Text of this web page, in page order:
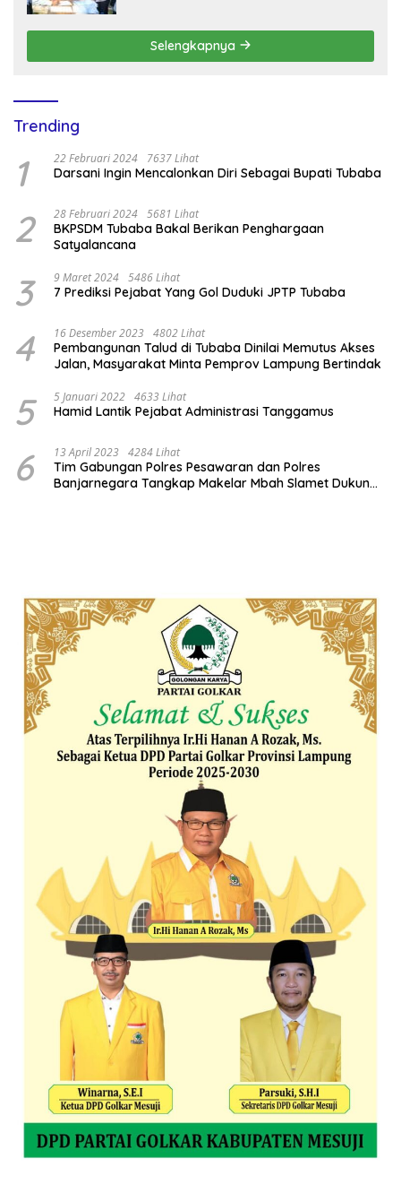
Selengkapnya
Trending
1 22 Februari 2024 7637 Lihat
Darsani Ingin Mencalonkan Diri Sebagai Bupati Tubaba
2 28 Februari 2024 5681 Lihat
BKPSDM Tubaba Bakal Berikan Penghargaan
Satyalancana
3 9 Maret 2024 5486 Lihat
7 Prediksi Pejabat Yang Gol Duduki JPTP Tubaba
4 16 Desember 2023 4802 Lihat
Pembangunan Talud di Tubaba Dinilai Memutus Akses
Jalan, Masyarakat Minta Pemprov Lampung Bertindak
5 5 Januari 2022 4633 Lihat
Hamid Lantik Pejabat Administrasi Tanggamus
6 13 April 2023 4284 Lihat
Tim Gabungan Polres Pesawaran dan Polres
Banjarnegara Tangkap Makelar Mbah Slamet Dukun